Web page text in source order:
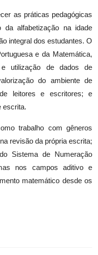
as práticas pedagógicas
da alfabetização na idade
integral dos estudantes. O
e da Matemática,
utilização de dados de
do ambiente de
leitores e escritores; e
escrita.
trabalho com gêneros
revisão da própria escrita;
Sistema de Numeração
nos campos aditivo e
matemático desde os